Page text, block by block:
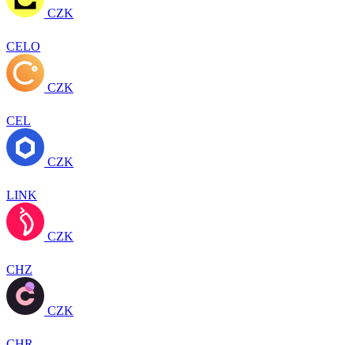
CZK
CELO
CZK
CEL
CZK
LINK
CZK
CHZ
CZK